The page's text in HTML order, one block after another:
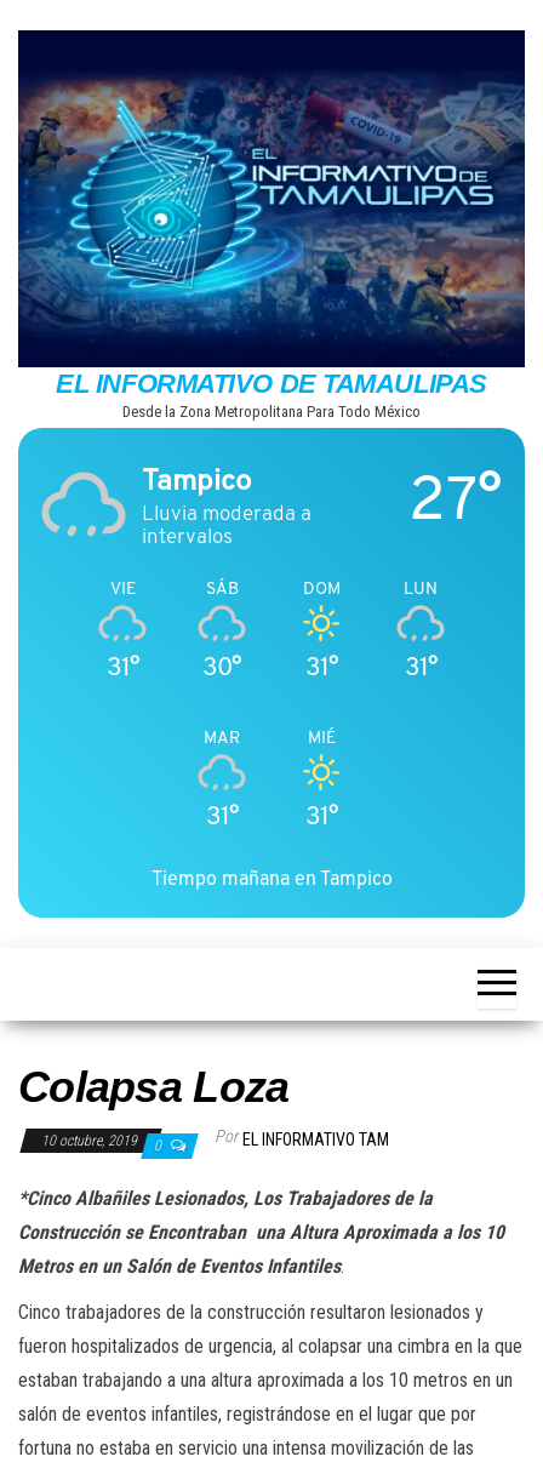
contenido
EL INFORMATIVO DE TAMAULIPAS
Desde la Zona Metropolitana Para Todo México
Tampico
Lluvia moderada a
intervalos
27°
VIE
31°
SÁB
30°
DOM
31°
LUN
31°
MAR
31°
MIÉ
31°
Tiempo mañana en Tampico
Colapsa Loza
10 octubre, 2019 0 Por EL INFORMATIVO TAM
*Cinco Albañiles Lesionados, Los Trabajadores de la
Construcción se Encontraban una Altura Aproximada a los 10
Metros en un Salón de Eventos Infantiles.
Cinco trabajadores de la construcción resultaron lesionados y
fueron hospitalizados de urgencia, al colapsar una cimbra en la que
estaban trabajando a una altura aproximada a los 10 metros en un
salón de eventos infantiles, registrándose en el lugar que por
fortuna no estaba en servicio una intensa movilización de las